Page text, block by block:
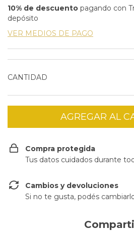
10% de descuento pagando con
depósito
VER MEDIOS DE PAGO
CANTIDAD
Compra protegida
Tus datos cuidados durante
Cambios y devoluciones
Si no te gusta, podés